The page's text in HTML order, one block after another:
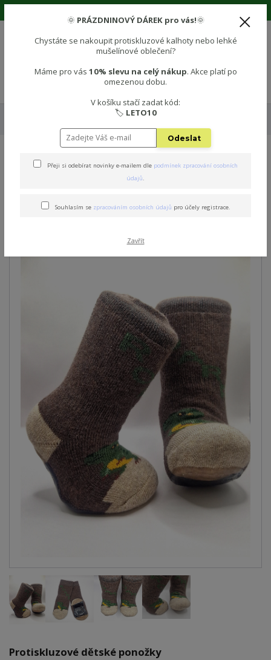
🧦 PROTISKLUZOVÉ PONOŽKY
Protiskluzové dětské ponožky -
Protiskluzové dětské
ponožky - DINOSAURUS
Protiskluzové dětské ponožky
🌞 PRÁZDNINOVÝ DÁREK pro vás!🌞
Chystáte se nakoupit protiskluzové kalhoty nebo lehké
mušelínové oblečení?
Máme pro vás 10% slevu na celý nákup. Akce platí po
omezenou dobu.
V košíku stačí zadat kód:
🏷️ LETO10
Odeslat
Přeji si odebírat novinky e-mailem dle podmínek zpracování osobních
údajů.
Souhlasím se zpracováním osobních údajů pro účely registrace.
Zavřít